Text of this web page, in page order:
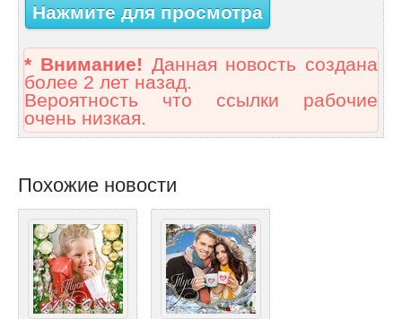
Нажмите для просмотра
* Внимание! Данная новость создана
более 2 лет назад.
Вероятность что ссылки рабочие
очень низкая.
Похожие новости